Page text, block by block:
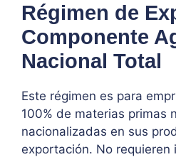
Régimen de
Componente
Nacional Total
Este régimen es para
100% de materias primas
nacionalizadas en sus
exportación. No requieren